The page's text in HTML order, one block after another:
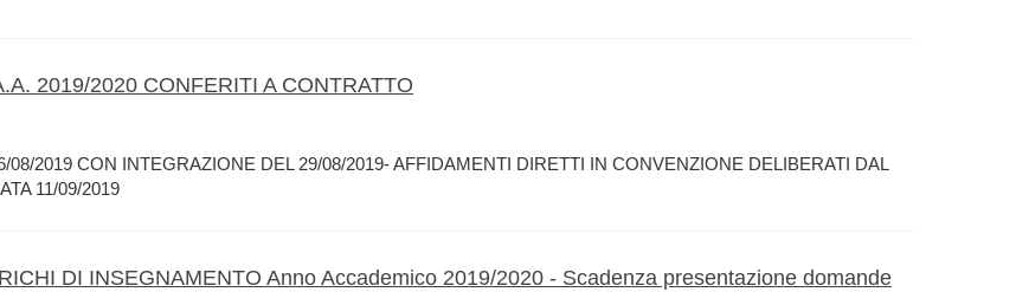
2019/2020 CONFERITI A CONTRATTO
2019 CON INTEGRAZIONE DEL 29/08/2019- AFFIDAMENTI DIRETTI IN CONVENZIONE DELIBERATI DAL
11/09/2019
DI INSEGNAMENTO Anno Accademico 2019/2020 - Scadenza presentazione domande